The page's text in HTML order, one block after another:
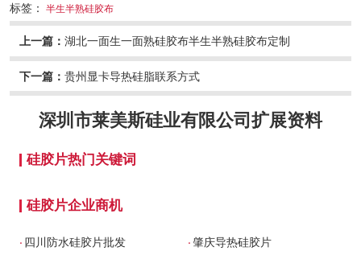
标签： 半生半熟硅胶布
上一篇： 湖北一面生一面熟硅胶布半生半熟硅胶布定制
下一篇： 贵州显卡导热硅脂联系方式
深圳市莱美斯硅业有限公司扩展资料
硅胶片热门关键词
硅胶片企业商机
. 四川防水硅胶片批发 .肇庆导热硅胶片